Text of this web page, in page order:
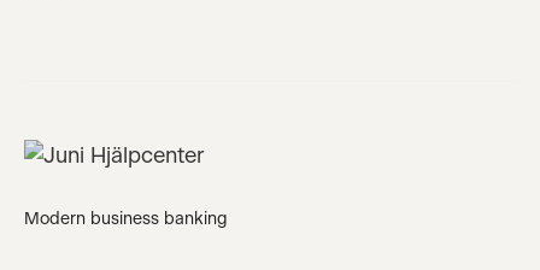
Modern business banking